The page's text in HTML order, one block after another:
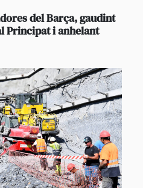
del Barça, gaudint
Principat i anhelant